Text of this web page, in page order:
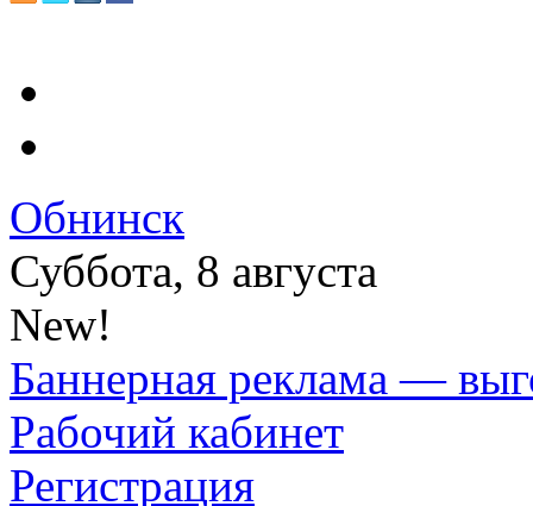
Обнинск
Суббота, 8 августа
New!
Баннерная реклама —
Рабочий кабинет
Регистрация